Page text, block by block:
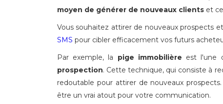
moyen de générer de nouveaux clients et
Vous souhaitez attirer de nouveaux prospects
SMS pour cibler efficacement vos futurs
Par exemple, la pige immobilière est l'une
prospection. Cette technique, qui consiste à
redoutable pour attirer de nouveaux
être un vrai atout pour votre communication.